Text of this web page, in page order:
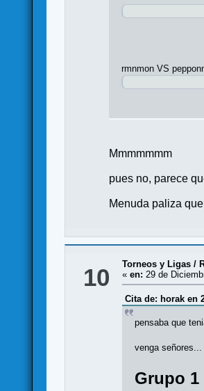
rmnmon VS
Mmmmmmm
pues no, parece
Menuda paliza
10 Torneos y Ligas /
«en: 29 de
Cita de: horak en
pensaba que
venga
Grupo 1